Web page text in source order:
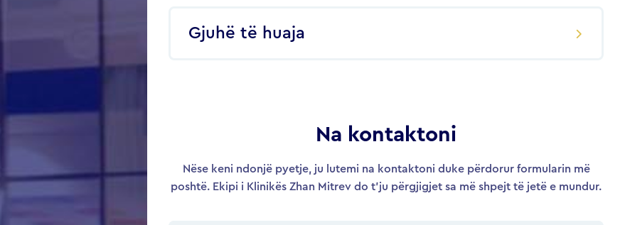
Gjuhë të huaja
Na kontaktoni
Nëse keni ndonjë pyetje, ju lutemi na kontaktoni duke përdorur formularin më
poshtë. Ekipi i Klinikës Zhan Mitrev do t’ju përgjigjet sa më shpejt të jetë e mundur.